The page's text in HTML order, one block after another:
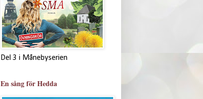
Del 3 i Månebyserien
En sång för Hedda